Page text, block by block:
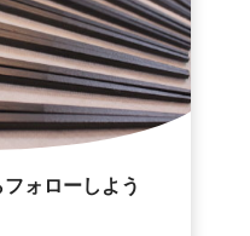
ォローしよう